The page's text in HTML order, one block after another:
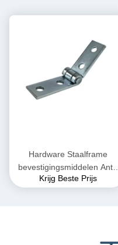
Hardware Staalframe
bevestigingsmiddelen Anti-
vibratiesysteem klemmen
Krijg Beste Prijs